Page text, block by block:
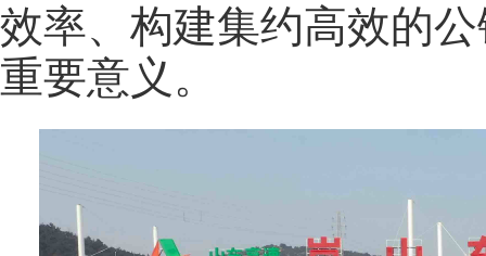
效率、构建集约高效的
重要意义。